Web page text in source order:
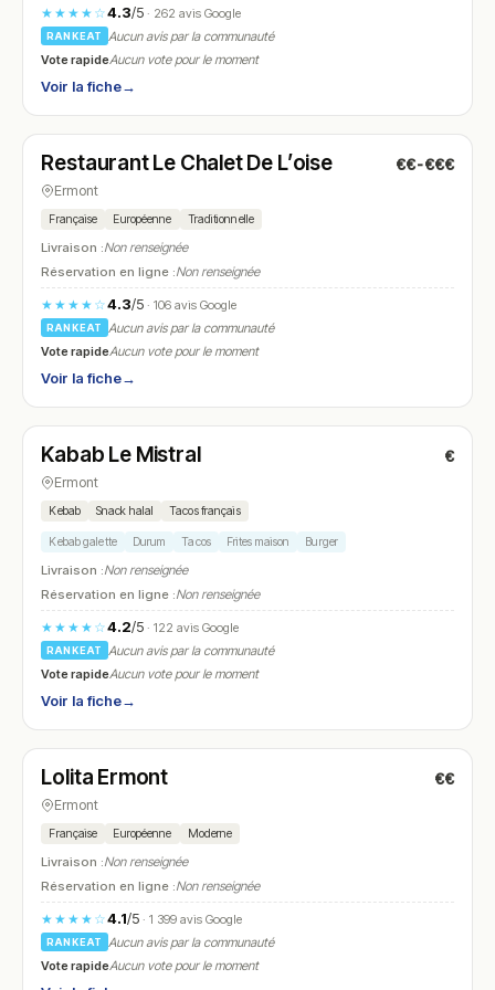
★★★★☆4.3/5· 262 avis Google
RANKEAT
Aucun avis par la communauté
Vote rapideAucun vote pour le moment
Voir la fiche→
N° 18
Restaurant Le Chalet De L’oise €€-€€€
Ermont
Française Européenne Traditionnelle
Livraison :Non renseignée
Réservation en ligne :Non renseignée
★★★★☆4.3/5· 106 avis Google
RANKEAT
Aucun avis par la communauté
Vote rapideAucun vote pour le moment
Voir la fiche→
N° 19
Kabab Le Mistral €
Ermont
Kebab Snack halal Tacos français
Kebab galette Durum Tacos Frites maison Burger
Livraison :Non renseignée
Réservation en ligne :Non renseignée
★★★★☆4.2/5· 122 avis Google
RANKEAT
Aucun avis par la communauté
Vote rapideAucun vote pour le moment
Voir la fiche→
N° 20
Lolita Ermont €€
Ermont
Française Européenne Moderne
Livraison :Non renseignée
Réservation en ligne :Non renseignée
★★★★☆4.1/5· 1 399 avis Google
RANKEAT
Aucun avis par la communauté
Vote rapideAucun vote pour le moment